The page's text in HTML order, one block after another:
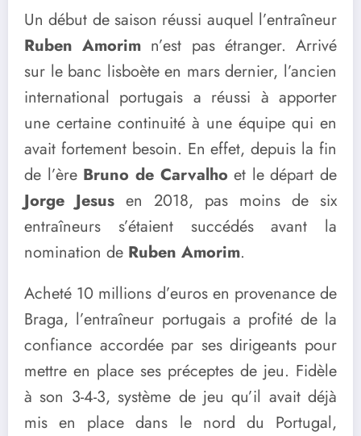
Un début de saison réussi auquel l’entraîneur
Ruben Amorim n’est pas étranger. Arrivé
sur le banc lisboète en mars dernier, l’ancien
international portugais a réussi à apporter
une certaine continuité à une équipe qui en
avait fortement besoin. En effet, depuis la fin
de l’ère Bruno de Carvalho et le départ de
Jorge Jesus en 2018, pas moins de six
entraîneurs s’étaient succédés avant la
nomination de Ruben Amorim.
Acheté 10 millions d’euros en provenance de
Braga, l’entraîneur portugais a profité de la
confiance accordée par ses dirigeants pour
mettre en place ses préceptes de jeu. Fidèle
à son 3-4-3, système de jeu qu’il avait déjà
mis en place dans le nord du Portugal,